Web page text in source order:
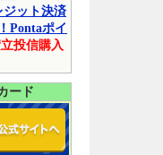
ジット決済
Pontaポイ
投信購入
ード